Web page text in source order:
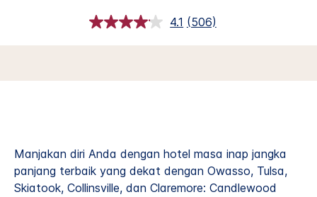
4.1 Baca
Tautan
sama.
(506)
Manjakan diri Anda dengan hotel masa inap jangka
panjang terbaik yang dekat dengan Owasso, Tulsa,
Skiatook, Collinsville, dan Claremore: Candlewood